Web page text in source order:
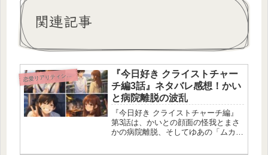
関連記事
恋
愛リアリティショー
『今日好き クライストチャー
チ編3話』ネタバレ感想！かい
と病院離脱の波乱
『今日好き クライストチャーチ編』
第3話は、かいとの顔面の怪我とまさ
かの病院離脱、そしてゆあの「ムカつ